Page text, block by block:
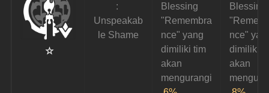
☆
:
Unspeakab
le Shame
Blessing
"Remembra
nce" yang
dimiliki tim
akan
mengurangi
Blessing
nce"
dimiliki
akan